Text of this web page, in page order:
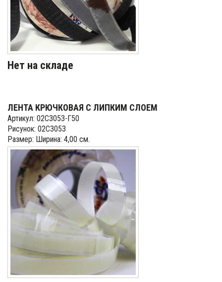
Нет на складе
ЛЕНТА КРЮЧКОВАЯ С ЛИПКИМ СЛОЕМ
Артикул: 02С3053-Г50
Рисунок: 02С3053
Размер: Ширина: 4,00 см.